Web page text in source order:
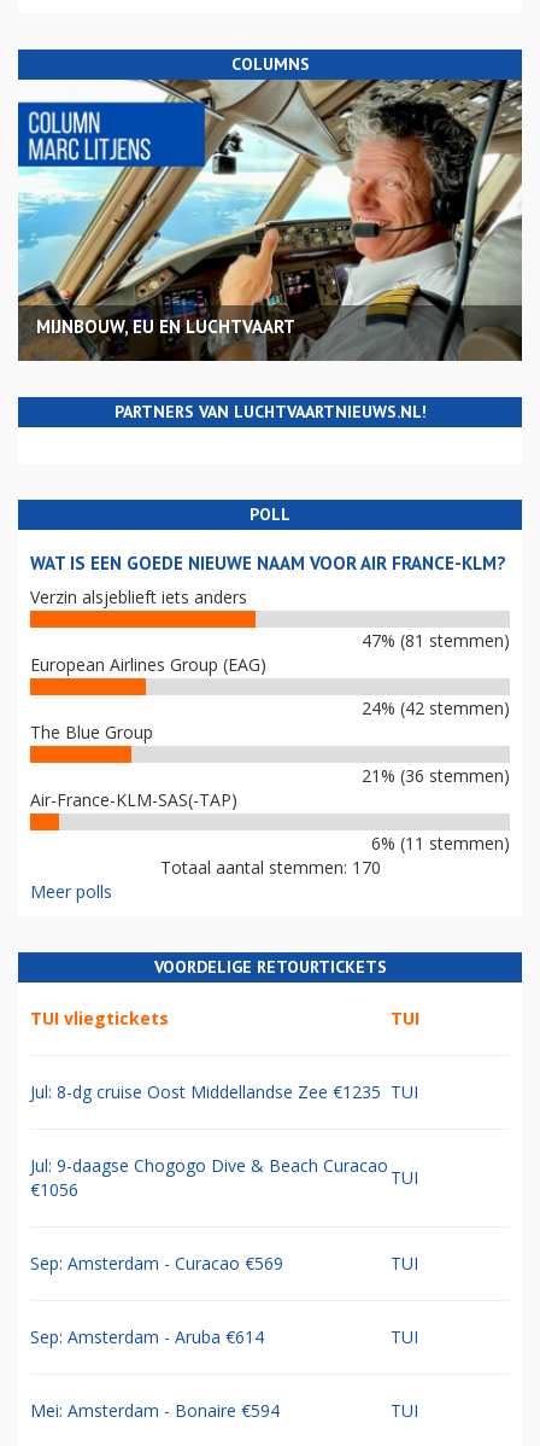
COLUMNS
MIJNBOUW, EU EN LUCHTVAART
PARTNERS VAN LUCHTVAARTNIEUWS.NL!
POLL
WAT IS EEN GOEDE NIEUWE NAAM VOOR AIR FRANCE-KLM?
Verzin alsjeblieft iets anders
47% (81 stemmen)
European Airlines Group (EAG)
24% (42 stemmen)
The Blue Group
21% (36 stemmen)
Air-France-KLM-SAS(-TAP)
6% (11 stemmen)
Totaal aantal stemmen: 170
Meer polls
VOORDELIGE RETOURTICKETS
TUI vliegtickets TUI
Jul: 8-dg cruise Oost Middellandse Zee €1235 TUI
Jul: 9-daagse Chogogo Dive & Beach Curacao
€1056
TUI
Sep: Amsterdam - Curacao €569 TUI
Sep: Amsterdam - Aruba €614 TUI
Mei: Amsterdam - Bonaire €594 TUI